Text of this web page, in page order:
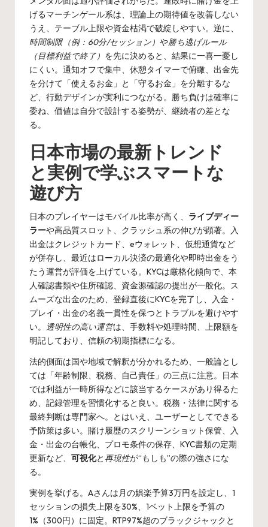
げるマーチンゲール系は、理論上の期待値を改善しない
うえ、テーブル上限や資金枯渇で破綻しやすい。逆に、
時間制限（例：60分/セッション） や勝ち逃げルール
（目標利益で終了） を先に決めると、結果に一喜一憂し
にくい。通知オフで集中、休憩タイマーで俯瞰、出金先
を分けて「使えるお金」と「守るお金」を分離するな
ど、行動デザインが実利につながる。勝ち負けは確率に
委ね、価値は自分で設計する姿勢が、継続者の差とな
る。
日本市場の最新トレンド
と実例で学ぶスマートな
遊び方
日本のプレイヤーはモバイル比率が高く、 ライブディー
ラーや高品質スロット、クラッシュ系の伸びが顕著。入
出金はクレジットカード、eウォレット、仮想通貨など
が併存し、最近はローカル決済の最適化や即時出金をう
たう運営が評価を上げている。KYCは厳格化傾向で、本
人確認書類や住所確認、資金源確認の提出が一般化。ス
ムーズな出金のため、登録直後にKYCを完了し、入金・
プレイ・出金の名義一貫性を保つとトラブルを避けやす
い。 透明性の高い運営は、手数料や処理時間、上限額を
明記しており、信頼の初期指標になる。
法的側面は国や地域で解釈が分かれるため、一般論とし
ては「年齢制限、税務、自己責任」の三点に注意。日本
では利益が一時所得などに該当するケースがあり得るた
め、記録管理を習慣化すると良い。税務・法律に関する
最終判断は専門家へ。とはいえ、ユーザーとしてできる
予防策は多い。賭け履歴のスクリーンショット保管、入
金・出金の台帳化、プロモ条件の保存、KYC書類の定期
更新など、 可視化と再現性が“もしも”の際の強さにな
る。
実例を挙げる。Aさんは月の娯楽予算3万円を設定し、1
セッションの損失上限を30%、1ベット上限を予算の
1%（300円）に固定。RTP97%超のブラックジャックと